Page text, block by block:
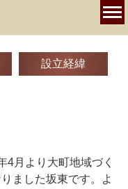
設立経緯
4月より大町地域づく
ました坂東です。よ